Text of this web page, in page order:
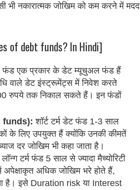
भी नकारात्मक जोखिम को कम करने में मदद
of debt funds? In Hindi]
फंड एक प्रकार के डेट म्यूचुअल फंड हैं
वाले डेट इंस्ट्रूमेंट्स में निवेश करते
रुपये तक निकाल सकते हैं। इन फंडों
funds): शॉर्ट टर्म डेट फंड 1-3 साल
के लिए उपयुक्त हैं क्योंकि उनकी कीमतें
दर जोखिम भी कहा जाता है।
टर्म फंड 5 साल से ज्यादा मैच्योरिटी
अधिक जोखिम भरे होते हैं,
है। इसे Duration risk या Interest